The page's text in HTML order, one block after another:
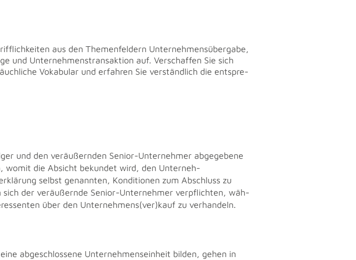
aus den The­men­fel­dern Un­ter­neh­mens­über­ga­be,
und Un­ter­neh­mens­trans­ak­ti­on auf. Ver­schaf­fen Sie sich
Vo­ka­bu­lar und er­fah­ren Sie ver­ständ­lich die ent­spre­
und den ver­äu­ßern­den Se­ni­or-Un­ter­neh­mer ab­ge­ge­be­ne
womit die Ab­sicht be­kun­det wird, den Un­ter­neh­
selbst ge­nann­ten, Kon­di­tio­nen zum Ab­schluss zu
sich der ver­äu­ßern­de Se­ni­or-Un­ter­neh­mer ver­pflich­ten, wäh­
über den Un­ter­neh­mens(ver)kauf zu ver­han­deln.
ab­ge­schlos­se­ne Un­ter­neh­mens­ein­heit bil­den, gehen in